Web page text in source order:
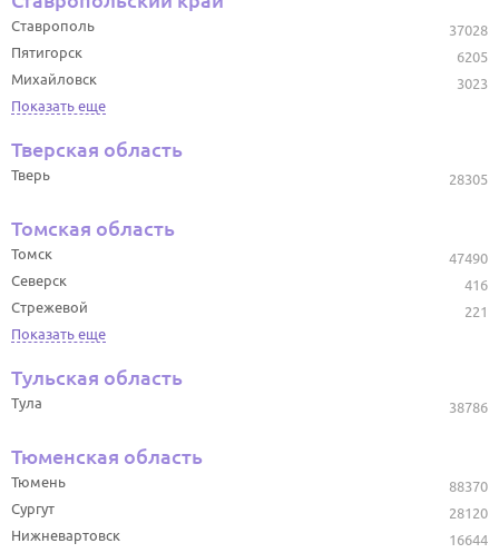
37028
Ставрополь
6205
Пятигорск
3023
Михайловск
Показать еще
Тверская область
28305
Тверь
Томская область
47490
Томск
416
Северск
221
Стрежевой
Показать еще
Тульская область
38786
Тула
Тюменская область
88370
Тюмень
28120
Сургут
16644
Нижневартовск